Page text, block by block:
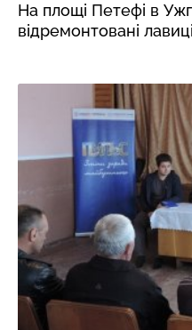
На площі Петефі в
відремонтовані лавиці